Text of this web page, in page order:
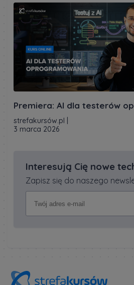
Premiera: AI dla testerów
strefakursów.pl
3 marca 2026
Interesują Cię nowe
Zapisz się do naszego